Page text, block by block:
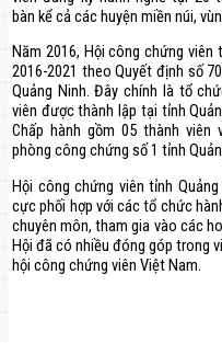
bàn kể cả các huyện miền núi,
Năm 2016, Hội công chứng viên
2016-2021 theo Quyết định số
Quảng Ninh. Đây chính là tổ
viên được thành lập tại tỉnh
Chấp hành gồm 05 thành viên
phòng công chứng số 1 tỉnh
Hội công chứng viên tỉnh
cực phối hợp với các tổ chức
chuyên môn, tham gia vào các
Hội đã có nhiều đóng góp trong
hội công chứng viên Việt Nam.